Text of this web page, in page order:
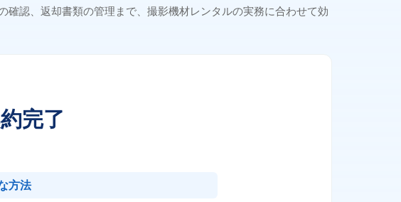
認、返却書類の管理まで、撮影機材レンタルの実務に合わせて効
完了
方法